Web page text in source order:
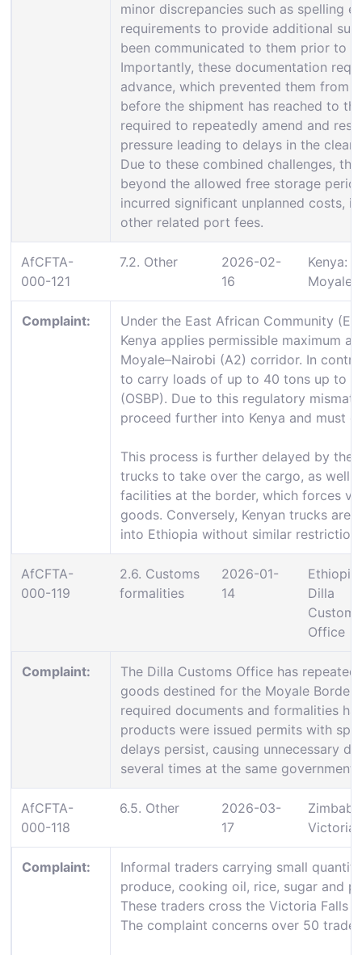
minor discrepancies such as spelling
requirements to provide additional
been communicated to them prior to
Importantly, these documentation
advance, which prevented them from
before the shipment has reached to
required to repeatedly amend and
pressure leading to delays in the
Due to these combined challenges,
beyond the allowed free storage
incurred significant unplanned costs,
other related port fees.
AfCFTA-
000-121
7.2. Other
2026-02-
16
Kenya:
Moyale
Complaint:
Under the East African Community
Kenya applies permissible maximum
Moyale–Nairobi (A2) corridor. In
to carry loads of up to 40 tons up to
(OSBP). Due to this regulatory
proceed further into Kenya and must
This process is further delayed by the
trucks to take over the cargo, as well
facilities at the border, which forces
goods. Conversely, Kenyan trucks
into Ethiopia without similar
AfCFTA-
000-119
2.6. Customs
formalities
2026-01-
14
Ethiopia:
Dilla
Customs
Office
Complaint:
The Dilla Customs Office has
goods destined for the Moyale
required documents and formalities
products were issued permits with
delays persist, causing unnecessary
several times at the same government
AfCFTA-
000-118
6.5. Other
2026-03-
17
Victoria
Complaint:
Informal traders carrying small
produce, cooking oil, rice, sugar and
These traders cross the Victoria Falls
The complaint concerns over 50